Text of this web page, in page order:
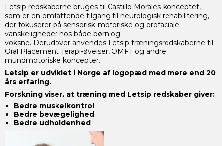
Letsip redskaberne bruges til Castillo Morales-konceptet,
som er en omfattende tilgang til neurologisk rehabilitering,
der fokuserer på sensorisk-motoriske og orofaciale
vanskeligheder hos både børn og
voksne. Derudover anvendes Letsip træningsredskaberne til
Oral Placement Terapi-øvelser, OMFT og andre
mundmotoriske koncepter.
Letsip er udviklet i Norge af logopæd med mere end 20
års erfaring.
Forskning viser, at træning med Letsip redskaber giver:
Bedre muskelkontrol
Bedre bevægelighed
Bedre udholdenhed